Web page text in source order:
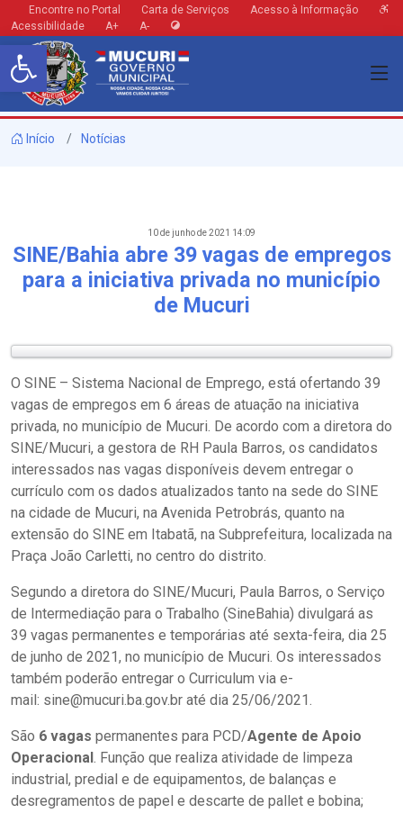
Barra de Ferramentas Aberta
Encontre no Portal Carta de Serviços
Acesso à Informação
Acessibilidade
A+ A-
Início Notícias
10 de junho de 2021 14:09
SINE/Bahia abre 39 vagas de empregos
para a iniciativa privada no município
de Mucuri
O SINE – Sistema Nacional de Emprego, está ofertando 39
vagas de empregos em 6 áreas de atuação na iniciativa
privada, no município de Mucuri. De acordo com a diretora do
SINE/Mucuri, a gestora de RH Paula Barros, os candidatos
interessados nas vagas disponíveis devem entregar o
currículo com os dados atualizados tanto na sede do SINE
na cidade de Mucuri, na Avenida Petrobrás, quanto na
extensão do SINE em Itabatã, na Subprefeitura, localizada na
Praça João Carletti, no centro do distrito.
Segundo a diretora do SINE/Mucuri, Paula Barros, o Serviço
de Intermediação para o Trabalho (SineBahia) divulgará as
39 vagas permanentes e temporárias até sexta-feira, dia 25
de junho de 2021, no município de Mucuri. Os interessados
também poderão entregar o Curriculum via e-
mail: sine@mucuri.ba.gov.br até dia 25/06/2021.
São 6 vagas permanentes para PCD/Agente de Apoio
Operacional. Função que realiza atividade de limpeza
industrial, predial e de equipamentos, de balanças e
desregramentos de papel e descarte de pallet e bobina;